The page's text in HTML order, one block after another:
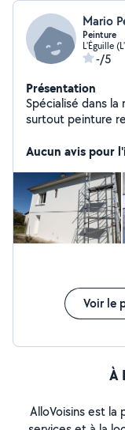
Mario
Peinture
L'Éguille
-/5
Présentation
Spécialisé dans
surtout peinture
Aucun avis pour
Voir le
À
AlloVoisins est